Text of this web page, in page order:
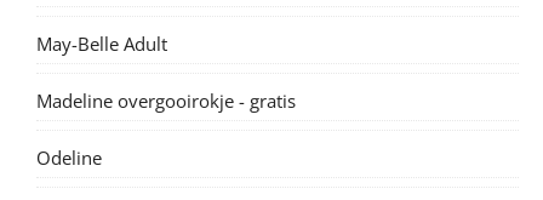
May-Belle Adult
Madeline overgooirokje - gratis
Odeline